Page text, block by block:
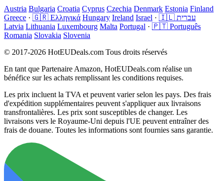
Austria Bulgaria Croatia Cyprus Czechia Denmark Estonia Finland
Greece · 🇬🇷 Ελληνικά Hungary Ireland Israel ·
🇮🇱 עברית
Latvia Lithuania Luxembourg Malta Portugal · 🇵🇹 Português
Romania Slovakia Slovenia
© 2017-2026 HotEUDeals.com Tous droits réservés
En tant que Partenaire Amazon, HotEUDeals.com réalise un
bénéfice sur les achats remplissant les conditions requises.
Les prix incluent la TVA et peuvent varier selon les pays. Des frais
d'expédition supplémentaires peuvent s'appliquer aux livraisons
transfrontalières. Les prix sont susceptibles de changer. Les
livraisons vers le Royaume-Uni depuis l'UE peuvent entraîner des
frais de douane. Toutes les informations sont fournies sans garantie.